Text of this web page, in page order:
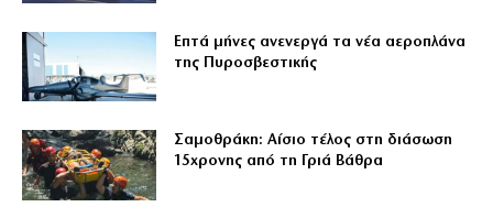
Επτά μήνες ανενεργά τα νέα αεροπλάνα
της Πυροσβεστικής
Σαμοθράκη: Αίσιο τέλος στη διάσωση
15χρονης από τη Γριά Βάθρα